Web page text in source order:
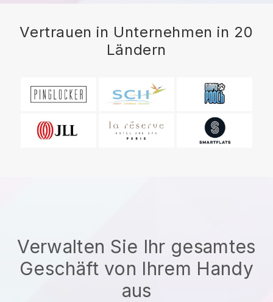
Vertrauen in Unternehmen in 20
Ländern
Verwalten Sie Ihr gesamtes
Geschäft von Ihrem Handy
aus